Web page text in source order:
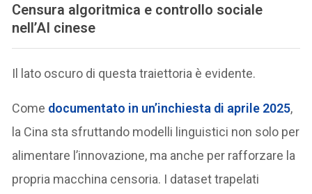
Censura algoritmica e controllo sociale
nell’AI cinese
Il lato oscuro di questa traiettoria è evidente.
Come documentato in un’inchiesta di aprile 2025,
la Cina sta sfruttando modelli linguistici non solo per
alimentare l’innovazione, ma anche per rafforzare la
propria macchina censoria. I dataset trapelati